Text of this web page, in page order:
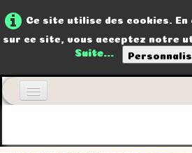
Ce site utilise des cookies. En
sur ce site, vous acceptez notre
Suite...